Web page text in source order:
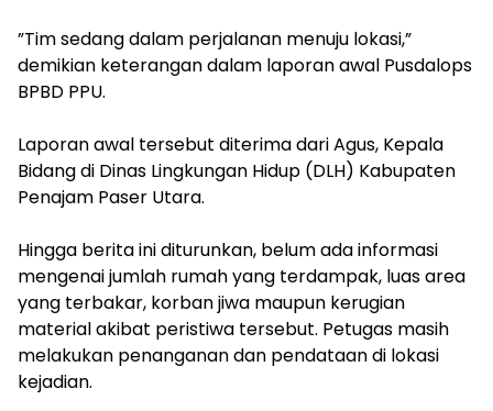
‎”Tim sedang dalam perjalanan menuju lokasi,”
demikian keterangan dalam laporan awal Pusdalops
BPBD PPU.
‎Laporan awal tersebut diterima dari Agus, Kepala
Bidang di Dinas Lingkungan Hidup (DLH) Kabupaten
Penajam Paser Utara.
‎Hingga berita ini diturunkan, belum ada informasi
mengenai jumlah rumah yang terdampak, luas area
yang terbakar, korban jiwa maupun kerugian
material akibat peristiwa tersebut. Petugas masih
melakukan penanganan dan pendataan di lokasi
kejadian.